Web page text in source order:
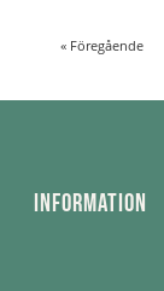
« Föregående
Information